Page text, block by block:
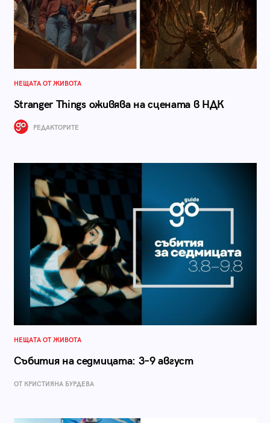
НЕЩАТА ОТ ЖИВОТА
Stranger Things оживява на сцената в НДК
РЕДАКТОРИТЕ
НЕЩАТА ОТ ЖИВОТА
Събития на седмицата: 3–9 август
ОТ КРИСТИЯНА БУРДЕВА